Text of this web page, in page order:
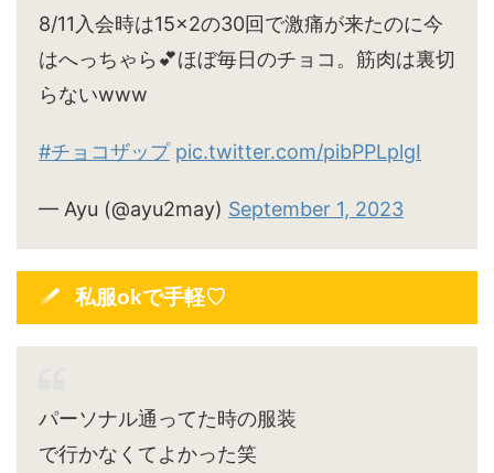
8/11入会時は15×2の30回で激痛が来たのに今
はへっちゃら💕ほぼ毎日のチョコ。筋肉は裏切
らないwww
#チョコザップ pic.twitter.com/pibPPLplgI
— Ayu (@ayu2may) September 1, 2023
私服okで手軽♡
パーソナル通ってた時の服装
で行かなくてよかった笑